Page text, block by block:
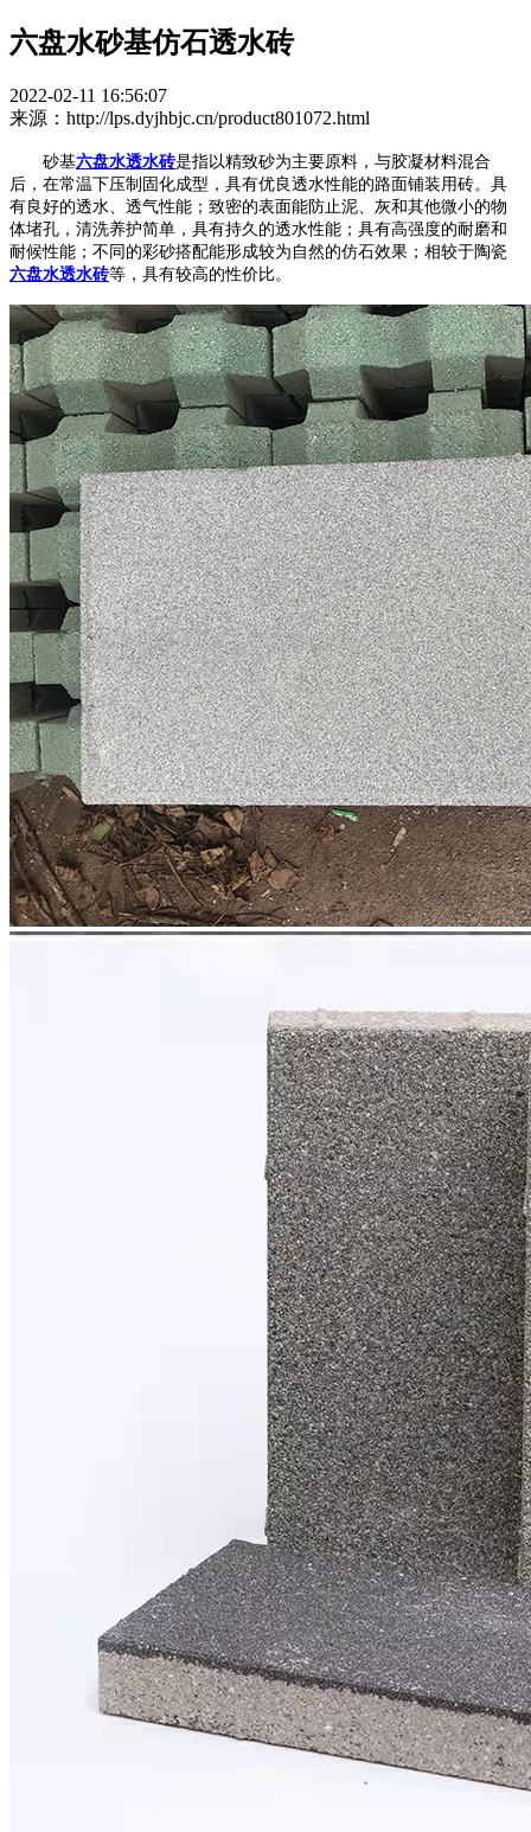
六盘水砂基仿石透水砖
2022-02-11 16:56:07
来源：http://lps.dyjhbjc.cn/product801072.html
砂基六盘水透水砖是指以精致砂为主要原料，与胶凝材料混合
后，在常温下压制固化成型，具有优良透水性能的路面铺装用砖。具
有良好的透水、透气性能；致密的表面能防止泥、灰和其他微小的物
体堵孔，清洗养护简单，具有持久的透水性能；具有高强度的耐磨和
耐候性能；不同的彩砂搭配能形成较为自然的仿石效果；相较于陶瓷
六盘水透水砖等，具有较高的性价比。